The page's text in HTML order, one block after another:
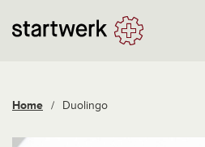
Home / Duolingo